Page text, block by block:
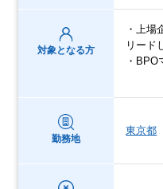
対象となる方
・上場
リード
・
勤務地
東京都